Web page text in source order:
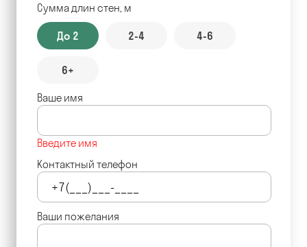
Сумма длин стен, м
До 2 2-4 4-6
6+
Ваше имя
Введите имя
Контактный телефон
Ваши пожелания